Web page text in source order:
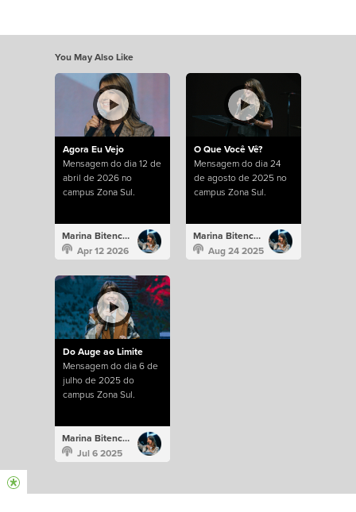
You May Also Like
Agora Eu Vejo
Mensagem do dia 12 de
abril de 2026 no
campus Zona Sul.
Marina Bitencourt
Apr 12 2026
O Que Você Vê?
Mensagem do dia 24
de agosto de 2025 no
campus Zona Sul.
Marina Bitencourt
Aug 24 2025
Do Auge ao Limite
Mensagem do dia 6 de
julho de 2025 do
campus Zona Sul.
Marina Bitencourt
Jul 6 2025